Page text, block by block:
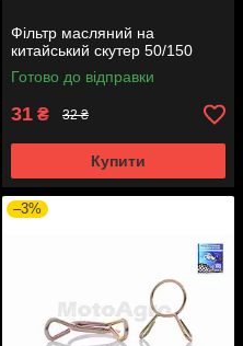
Фільтр масляний на
китайський скутер 50/150
Готово до відправки
31 ₴ 32 ₴
Купити
–3%